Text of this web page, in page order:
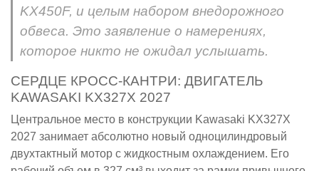
KX450F, и целым набором внедорожного
обвеса. Это заявление о намерениях,
которое никто не ожидал услышать.
СЕРДЦЕ КРОСС-КАНТРИ: ДВИГАТЕЛЬ
KAWASAKI KX327X 2027
Центральное место в конструкции Kawasaki KX327X
2027 занимает абсолютно новый одноцилиндровый
двухтактный мотор с жидкостным охлаждением. Его